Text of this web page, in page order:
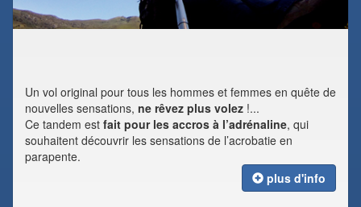
Un vol original pour tous les hommes et femmes en quête de
nouvelles sensations, ne rêvez plus volez !...
Ce tandem est fait pour les accros à l’adrénaline, qui
souhaitent découvrir les sensations de l’acrobatie en
parapente.
plus d'info